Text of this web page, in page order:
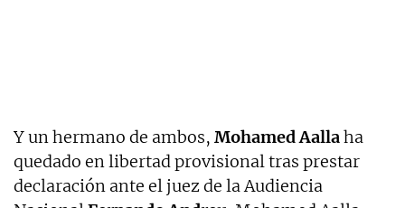
Y un hermano de ambos, Mohamed Aallaha
quedado en libertad provisional tras prestar
declaración ante el juez de la Audiencia